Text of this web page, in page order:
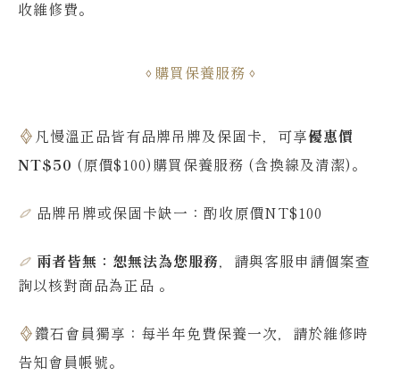
收維修費。
購買保養服務
凡慢溫正品皆有品牌吊牌及保固卡，可享優惠價
NT$50 (原價$100)購買保養服務 (含換線及清潔)。
品牌吊牌或保固卡缺一：酌收原價NT$100
兩者皆無：恕無法為您服務，請與客服申請個案查
詢以核對商品為正品 。
鑽石會員獨享：每半年免費保養一次，請於維修時
告知會員帳號。